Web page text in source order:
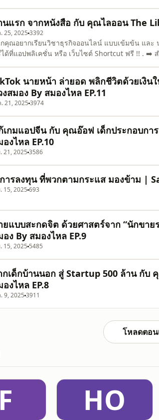
นแรก จากหนังสือ กับ คุณไลออน The
25, 2025 3392
คุณอยากเรียนวิชาธุรกิจออนไลน์ แบบเข้มข้น และ
ด้ที่แอปพลิเคชั่น หรือ เว็บไซต์ Shortcut ฟรี !! . ➡️
play.google.com/store/apps/
https://www.shortcut.biz/ . =====
นายหน้า ล่ายอด พลิกชีวิตด้วยเงิ
งสมอง By สมองไหล EP.11
21, 2025 3974
เกมแอปจีน กับ คุณอ๊อฟ เด็กประกอบก
องไหล EP.10
21, 2025 3586
ารลงทุน ที่พวกตามกระแส มองข้าม |
15, 2025 693
ยแบบสะกดจิต ด้วยศาสตร์จาก “นักขา
อง By สมองไหล EP.9
15, 2025 5485
กเด็กบ้านนอก สู่ Startup 500 ล้าน กับ
องไหล EP.8
9, 2025 3911
โหลดตอน
HO